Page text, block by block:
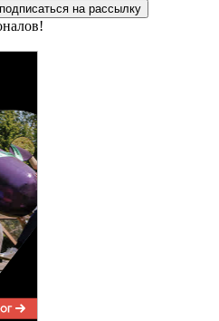
подписаться на рассылку